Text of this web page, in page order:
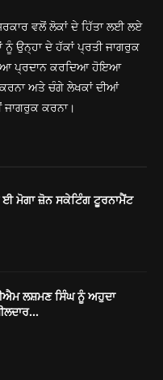
ਵਲੋਂ ਲੋਕਾਂ ਦੇ ਹਿੱਤਾ ਲਈ ਲਏ
ਉਨ੍ਹਾ ਦੇ ਹੱਕਾਂ ਪ੍ਰਤੀ ਜਾਗਰੁਕ
ਪ੍ਰਦਾਨ ਕਰਦਿਆ ਹੋਇਆ
ਅਤੇ ਚੰਗੇ ਲੇਖਕਾਂ ਦੀਆਂ
ਜਾਗਰੁਕ ਕਰਨਾ।
ਮੋਗਾ ਜ਼ੋਨ ਸਕੇਟਿੰਗ ਟੂਰਨਾਮੈਂਟ
ਲਸ਼ਮਣ ਸਿੰਘ ਨੂੰ ਅਹੁਦਾ